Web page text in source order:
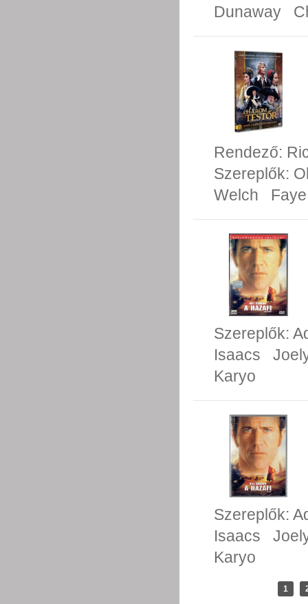
Dunaway
Rendező:
Szereplők:
Welch
Szereplők:
Isaacs
Karyo
Szereplők:
Isaacs
Karyo
1